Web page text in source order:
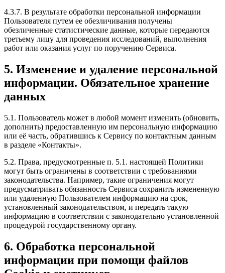
4.3.7. В результате обработки персональной информации
Пользователя путем ее обезличивания получены
обезличенные статистические данные, которые передаются
третьему лицу для проведения исследований, выполнения
работ или оказания услуг по поручению Сервиса.
5. Изменение и удаление персональной
информации. Обязательное хранение
данных
5.1. Пользователь может в любой момент изменить (обновить,
дополнить) предоставленную им персональную информацию
или её часть, обратившись к Сервису по контактным данным
в разделе «Контакты».
5.2. Права, предусмотренные п. 5.1. настоящей Политики
могут быть ограничены в соответствии с требованиями
законодательства. Например, такие ограничения могут
предусматривать обязанность Сервиса сохранить измененную
или удаленную Пользователем информацию на срок,
установленный законодательством, и передать такую
информацию в соответствии с законодательно установленной
процедурой государственному органу.
6. Обработка персональной
информации при помощи файлов